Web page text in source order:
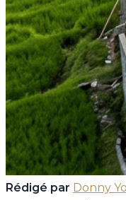
Rédigé par Donny